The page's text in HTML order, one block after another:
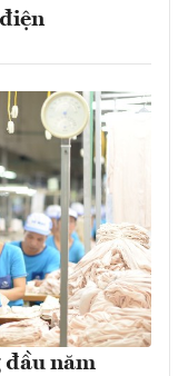
đầu năm